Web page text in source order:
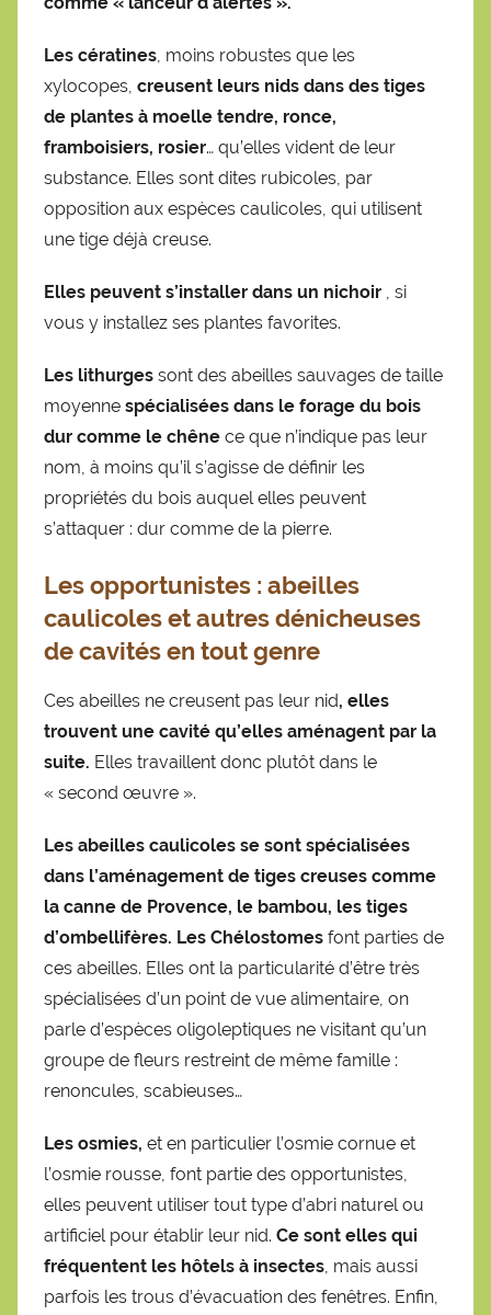
Les cératines, moins robustes que les
xylocopes, creusent leurs nids dans des tiges
de plantes à moelle tendre, ronce,
framboisiers, rosier… qu’elles vident de leur
substance. Elles sont dites rubicoles, par
opposition aux espèces caulicoles, qui utilisent
une tige déjà creuse.
Elles peuvent s’installer dans un nichoir , si
vous y installez ses plantes favorites.
Les lithurges sont des abeilles sauvages de taille
moyenne spécialisées dans le forage du bois
dur comme le chêne ce que n’indique pas leur
nom, à moins qu’il s’agisse de définir les
propriétés du bois auquel elles peuvent
s’attaquer : dur comme de la pierre.
Les opportunistes : abeilles
caulicoles et autres dénicheuses
de cavités en tout genre
Ces abeilles ne creusent pas leur nid, elles
trouvent une cavité qu’elles aménagent par la
suite. Elles travaillent donc plutôt dans le
« second œuvre ».
Les abeilles caulicoles se sont spécialisées
dans l’aménagement de tiges creuses comme
la canne de Provence, le bambou, les tiges
d’ombellifères. Les Chélostomes font parties de
ces abeilles. Elles ont la particularité d’être très
spécialisées d’un point de vue alimentaire, on
parle d’espèces oligoleptiques ne visitant qu’un
groupe de fleurs restreint de même famille :
renoncules, scabieuses…
Les osmies, et en particulier l’osmie cornue et
l’osmie rousse, font partie des opportunistes,
elles peuvent utiliser tout type d’abri naturel ou
artificiel pour établir leur nid. Ce sont elles qui
fréquentent les hôtels à insectes, mais aussi
parfois les trous d’évacuation des fenêtres. Enfin,